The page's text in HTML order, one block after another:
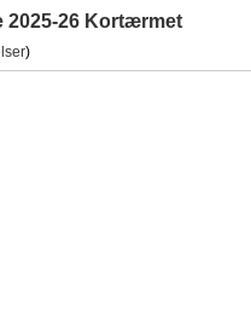
2025-26 Kortærmet
)